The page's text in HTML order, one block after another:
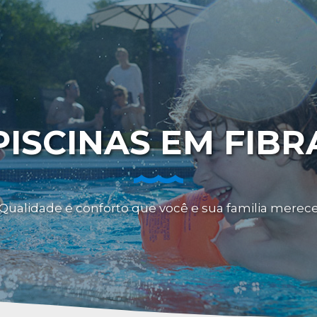
EM
e conforto que você e sua familia